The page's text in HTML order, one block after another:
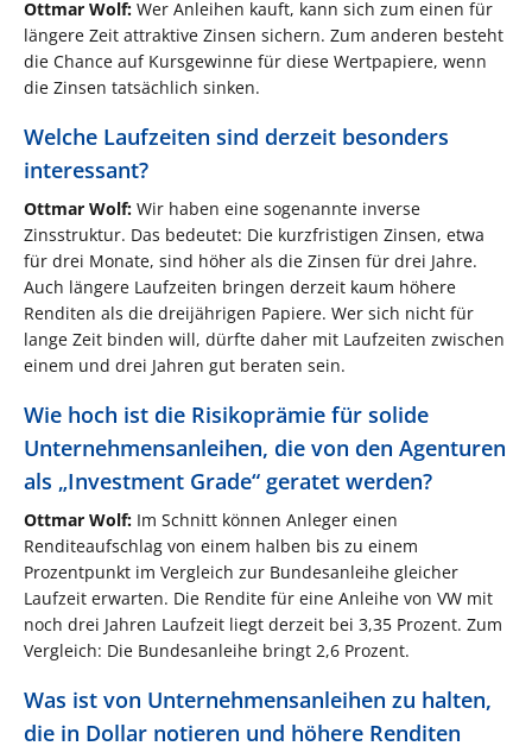
Ottmar Wolf: Wer Anleihen kauft, kann sich zum einen für
längere Zeit attraktive Zinsen sichern. Zum anderen besteht
die Chance auf Kursgewinne für diese Wertpapiere, wenn
die Zinsen tatsächlich sinken.
Welche Laufzeiten sind derzeit besonders
interessant?
Ottmar Wolf: Wir haben eine sogenannte inverse
Zinsstruktur. Das bedeutet: Die kurzfristigen Zinsen, etwa
für drei Monate, sind höher als die Zinsen für drei Jahre.
Auch längere Laufzeiten bringen derzeit kaum höhere
Renditen als die dreijährigen Papiere. Wer sich nicht für
lange Zeit binden will, dürfte daher mit Laufzeiten zwischen
einem und drei Jahren gut beraten sein.
Wie hoch ist die Risikoprämie für solide
Unternehmensanleihen, die von den Agenturen
als „Investment Grade“ geratet werden?
Ottmar Wolf: Im Schnitt können Anleger einen
Renditeaufschlag von einem halben bis zu einem
Prozentpunkt im Vergleich zur Bundesanleihe gleicher
Laufzeit erwarten. Die Rendite für eine Anleihe von VW mit
noch drei Jahren Laufzeit liegt derzeit bei 3,35 Prozent. Zum
Vergleich: Die Bundesanleihe bringt 2,6 Prozent.
Was ist von Unternehmensanleihen zu halten,
die in Dollar notieren und höhere Renditen